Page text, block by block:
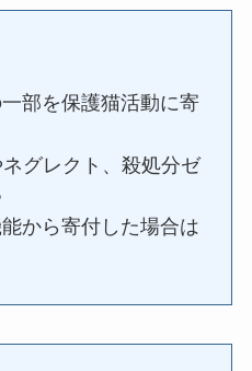
部を保護猫活動に寄
グレクト、殺処分ゼ
から寄付した場合は